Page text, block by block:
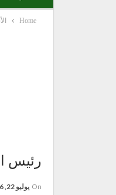
Home
رئيس
On يوليو 22, 2016